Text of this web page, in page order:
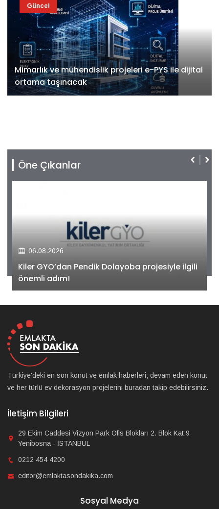
Mimarlık ve mühendislik projeleri e-PYS ile dijital
ortama taşınacak
Güncel
Öne Çıkanlar
06.08.2026
Kiler GYO’dan Pendik Dolayoba projesiyle ilgili
önemli adım!
Türkiye'deki en son konut ve emlak haberleri, devam eden konut
ve her türlü ev dekorasyon projelerini buradan takip edebilirsiniz.
İletişim Bilgileri
29 Ekim Caddesi Vizyon Park Ofis Blokları 2. Blok Kat:9
Yenibosna - İSTANBUL
0212 454 4200
editor@emlaktasondakika.com
Sosyal Medya